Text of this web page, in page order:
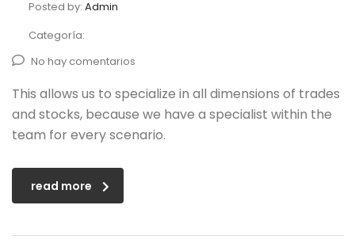
Posted by: Admin
Categoría:
No hay comentarios
This allows us to specialize in all dimensions of trades
and stocks, because we have a specialist within the
team for every scenario.
read more